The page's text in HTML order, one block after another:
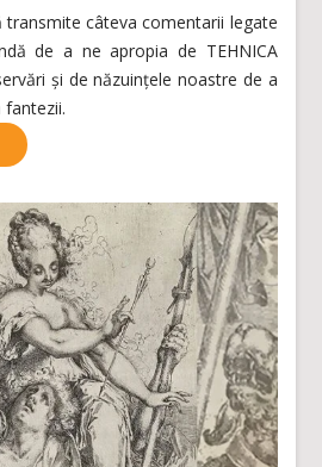
transmite câteva comentarii legate
de a ne apropia de TEHNICA
și de năzuințele noastre de a
fantezii.